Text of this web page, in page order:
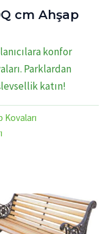
cm Ahşap
konfor
Parklardan
katın!
Kovaları